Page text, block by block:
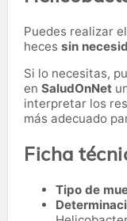
Puedes realizar
heces sin
Si lo necesitas,
en SaludOnNet
interpretar los
más adecuado
Ficha
Tipo de